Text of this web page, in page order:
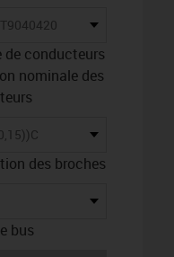
icon-lieferzeit
de conducteurs
nominale des
des broches
bus